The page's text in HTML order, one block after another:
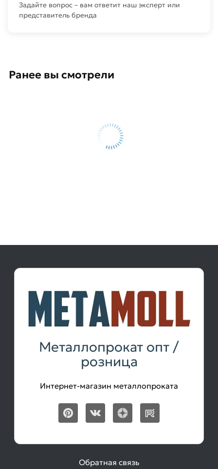
Задайте вопрос – вам ответит наш эксперт или
представитель бренда
Ранее вы смотрели
Металлопрокат опт /
розница
Интернет-магазин металлопроката
Обратная связь